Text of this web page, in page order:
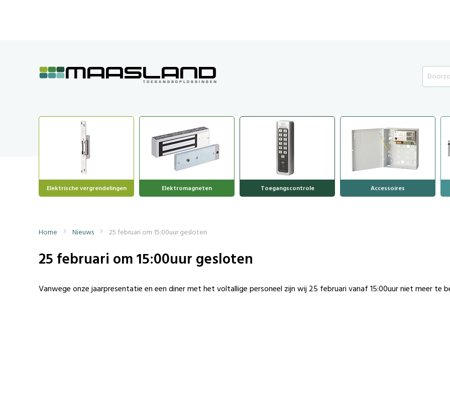
INHOUD
Search
Elektrische vergrendelingen Elektromagneten Toegangscontrole Accessoires
Home Nieuws 25 februari om 15:00uur gesloten
25 februari om 15:00uur gesloten
Vanwege onze jaarpresentatie en een diner met het voltallige personeel zijn wij 25 februari vanaf 15:00uur niet meer te